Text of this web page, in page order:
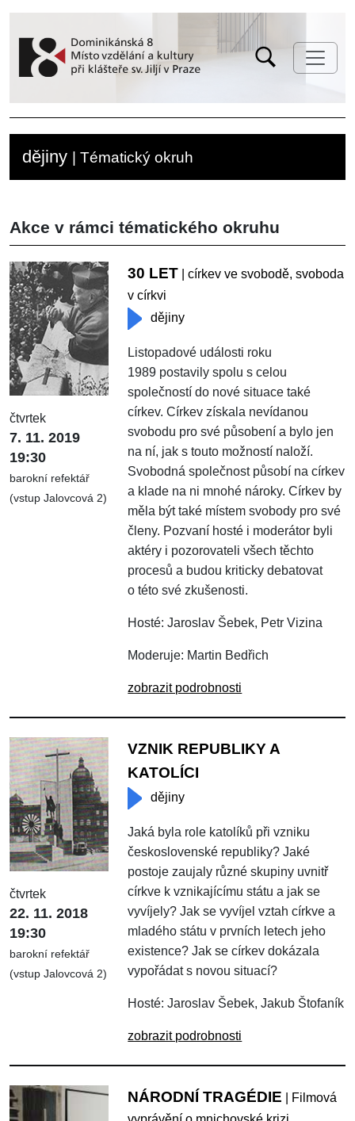
dějiny | Tématický okruh
Akce v rámci tématického okruhu
čtvrtek
7. 11. 2019
19:30
barokní refektář
(vstup Jalovcová 2)
30 LET | církev ve svobodě, svoboda
v církvi
dějiny
Listopadové události roku
1989 postavily spolu s celou
společností do nové situace také
církev. Církev získala nevídanou
svobodu pro své působení a bylo jen
na ní, jak s touto možností naloží.
Svobodná společnost působí na církev
a klade na ni mnohé nároky. Církev by
měla být také místem svobody pro své
členy. Pozvaní hosté i moderátor byli
aktéry i pozorovateli všech těchto
procesů a budou kriticky debatovat
o této své zkušenosti.
Hosté: Jaroslav Šebek, Petr Vizina
Moderuje: Martin Bedřich
zobrazit podrobnosti
čtvrtek
22. 11. 2018
19:30
barokní refektář
(vstup Jalovcová 2)
VZNIK REPUBLIKY A
KATOLÍCI
dějiny
Jaká byla role katolíků při vzniku
československé republiky? Jaké
postoje zaujaly různé skupiny uvnitř
církve k vznikajícímu státu a jak se
vyvíjely? Jak se vyvíjel vztah církve a
mladého státu v prvních letech jeho
existence? Jak se církev dokázala
vypořádat s novou situací?
Hosté: Jaroslav Šebek, Jakub Štofaník
zobrazit podrobnosti
NÁRODNÍ TRAGÉDIE | Filmová